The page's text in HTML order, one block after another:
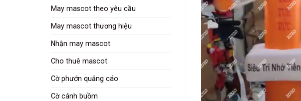
May mascot theo yêu cầu
May mascot thương hiệu
Nhận may mascot
Cho thuê mascot
Cờ phướn quảng cáo
Cờ cánh buồm